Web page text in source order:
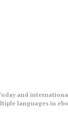
and
languages in